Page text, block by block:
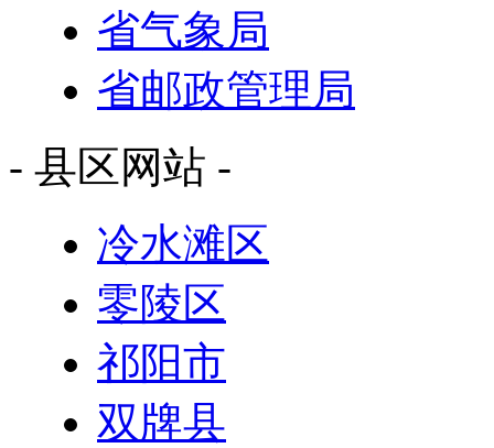
省气象局
省邮政管理局
- 县区网站 -
冷水滩区
零陵区
祁阳市
双牌县